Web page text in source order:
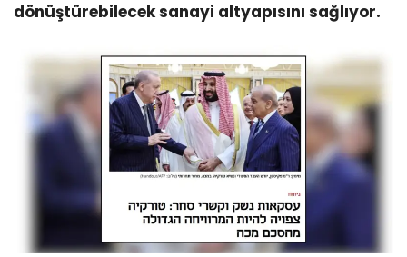
dönüştürebilecek sanayi altyapısını sağlıyor.